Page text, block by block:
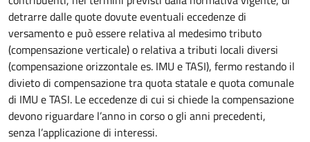
detrarre dalle quote dovute eventuali eccedenze di
versamentoe può essere relativa al medesimo tributo
(compensazione verticale) o relativa a tributi locali diversi
(compensazione orizzontale es. IMU e TASI), fermo restando il
divieto di compensazione tra quota statale e quota comunale
di IMU e TASI. Le eccedenze di cui si chiede la compensazione
devono riguardare l’anno in corso o gli anni precedenti,
senza l’applicazione di interessi.